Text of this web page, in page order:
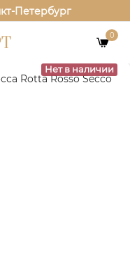
Петербург
0
Нет в наличии